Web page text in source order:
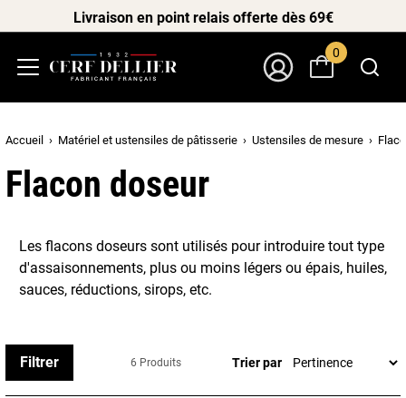
Livraison en point relais offerte dès 69€
0
Accueil Matériel et ustensiles de pâtisserie Ustensiles de mesure
Flacon doseur
Les flacons doseurs sont utilisés pour introduire tout type
d'assaisonnements, plus ou moins légers ou épais, huiles,
sauces, réductions, sirops, etc.
6 Produits
Filtrer Trier par